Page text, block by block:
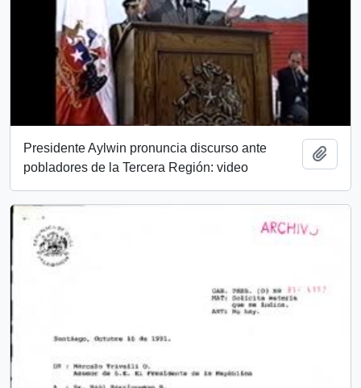
Presidente Aylwin pronuncia discurso ante
pobladores de la Tercera Región: video